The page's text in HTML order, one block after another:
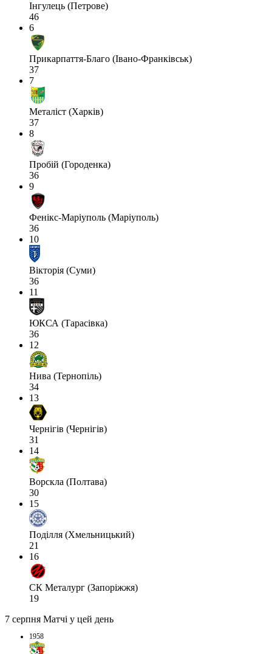
Інгулець (Петрове)
46
6
Прикарпаття-Благо (Івано-Франківськ)
37
7
Металіст (Харків)
37
8
Пробій (Городенка)
36
9
Фенікс-Маріуполь (Маріуполь)
36
10
Вікторія (Суми)
36
11
ЮКСА (Тарасівка)
36
12
Нива (Тернопіль)
34
13
Чернігів (Чернігів)
31
14
Ворскла (Полтава)
30
15
Поділля (Хмельницький)
21
16
СК Металург (Запоріжжя)
19
7 серпня Матчі у цей день
1958